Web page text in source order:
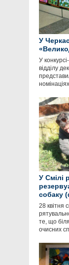
У
У
відділу
У Смілі
собаку
28 квітня
те, що
очисних